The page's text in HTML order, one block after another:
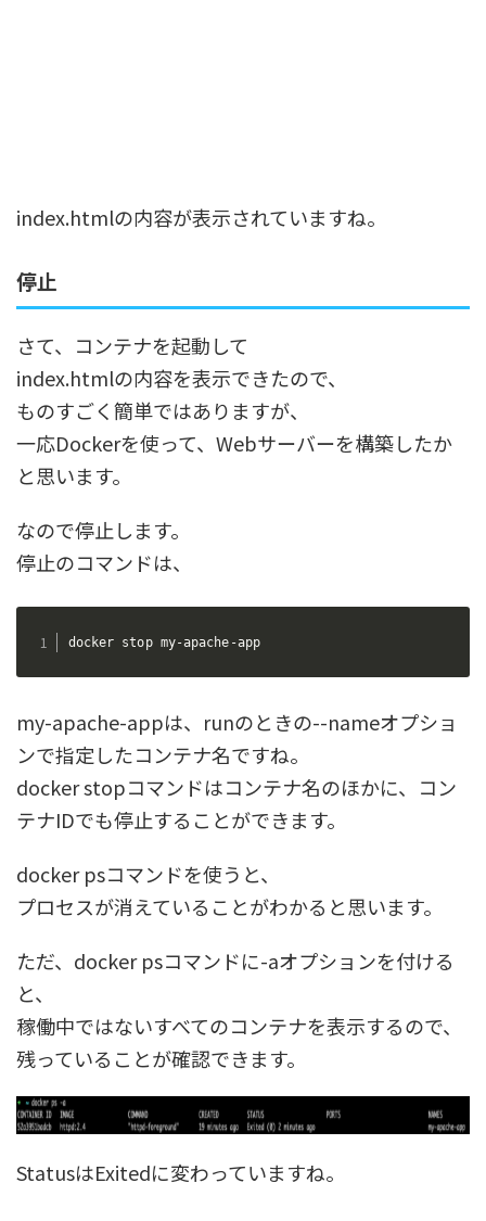
index.htmlの内容が表示されていますね。
停止
さて、コンテナを起動して
index.htmlの内容を表示できたので、
ものすごく簡単ではありますが、
一応Dockerを使って、Webサーバーを構築したか
と思います。
なので停止します。
停止のコマンドは、
docker stop my-apache-app
my-apache-appは、runのときの--nameオプショ
ンで指定したコンテナ名ですね。
docker stopコマンドはコンテナ名のほかに、コン
テナIDでも停止することができます。
docker psコマンドを使うと、
プロセスが消えていることがわかると思います。
ただ、docker psコマンドに-aオプションを付ける
と、
稼働中ではないすべてのコンテナを表示するので、
残っていることが確認できます。
StatusはExitedに変わっていますね。